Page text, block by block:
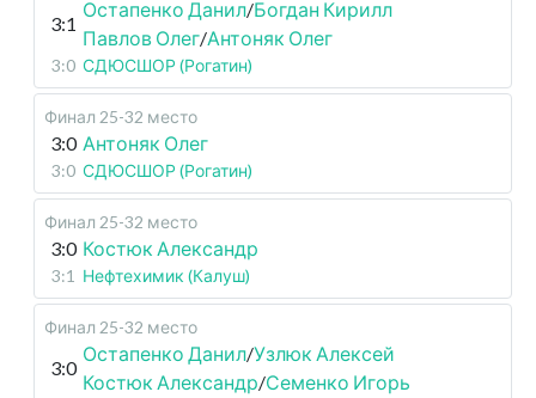
3:1
Остапенко Данил/Богдан Кирилл
Павлов Олег/Антоняк Олег
3:0 СДЮСШОР (Рогатин)
Финал 25-32 место
3:0 Антоняк Олег
3:0 СДЮСШОР (Рогатин)
Финал 25-32 место
3:0 Костюк Александр
3:1 Нефтехимик (Калуш)
Финал 25-32 место
3:0
Остапенко Данил/Узлюк Алексей
Костюк Александр/Семенко Игорь